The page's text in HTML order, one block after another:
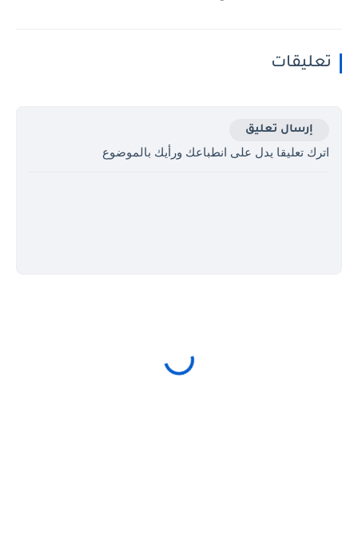
تعليقات
إرسال تعليق
اترك تعليقا يدل على انطباعك ورأيك بالموضوع